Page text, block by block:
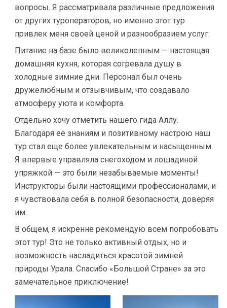
вопросы. Я рассматривала различные предложения
от других туроператоров, но именно этот тур
привлек меня своей ценой и разнообразием услуг.
Питание на базе было великолепным — настоящая
домашняя кухня, которая согревала душу в
холодные зимние дни. Персонал был очень
дружелюбным и отзывчивым, что создавало
атмосферу уюта и комфорта.
Отдельно хочу отметить нашего гида Аллу.
Благодаря её знаниям и позитивному настрою наш
тур стал еще более увлекательным и насыщенным.
Я впервые управляла снегоходом и лошадиной
упряжкой — это были незабываемые моменты!
Инструкторы были настоящими профессионалами, и
я чувствовала себя в полной безопасности, доверяя
им.
В общем, я искренне рекомендую всем попробовать
этот тур! Это не только активный отдых, но и
возможность насладиться красотой зимней
природы Урала. Спасибо «Большой Стране» за это
замечательное приключение!